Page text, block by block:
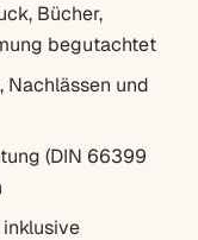
Bücher,
begutachtet
Nachlässen und
(DIN 66399